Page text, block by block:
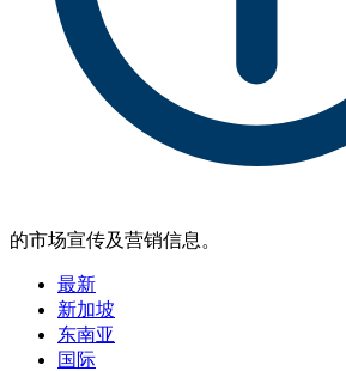
的市场宣传及营销信息。
最新
新加坡
东南亚
国际